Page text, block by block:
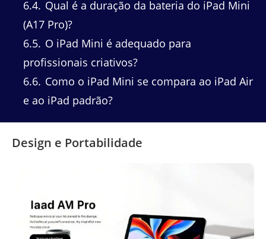
6.4 Qual é a duração da bateria do iPad Mini
(A17 Pro)?
6.5 O iPad Mini é adequado para
profissionais criativos?
6.6 Como o iPad Mini se compara ao iPad Air
e ao iPad padrão?
Design e Portabilidade